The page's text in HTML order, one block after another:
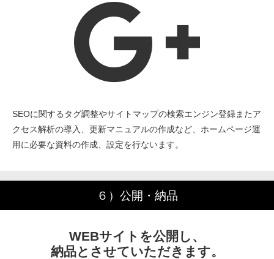
SEOに関するタグ調整やサイトマップの検索エンジン登録またア
クセス解析の導入、更新マニュアルの作成など、ホームページ運
用に必要な資料の作成、設定を行ないます。
６）公開・納品
WEBサイトを公開し、
納品とさせていただきます。